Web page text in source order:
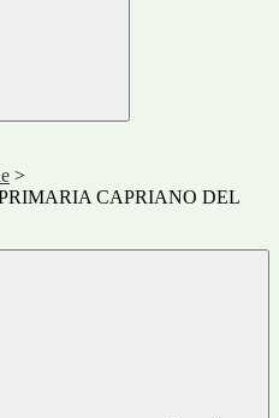
>
PRIMARIA CAPRIANO DEL